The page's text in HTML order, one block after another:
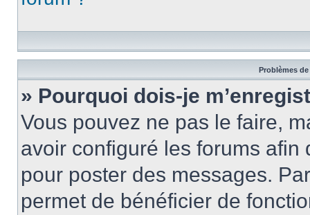
Problèmes
» Pourquoi dois-je
Vous pouvez ne pas le faire,
avoir configuré les forums afin
pour poster des messages.
permet de bénéficier de